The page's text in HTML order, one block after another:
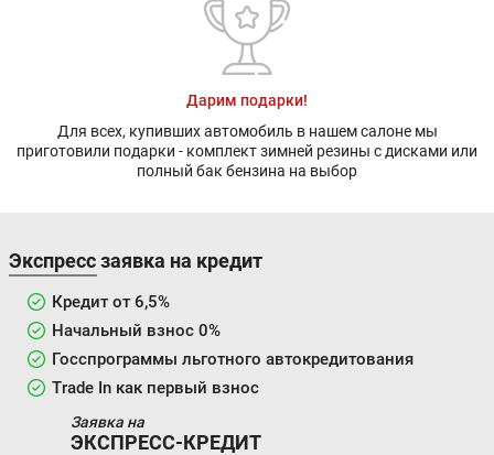
Дарим подарки!
Для всех, купивших автомобиль в нашем салоне мы
приготовили подарки - комплект зимней резины с дисками или
полный бак бензина на выбор
Экспресс заявка на кредит
Кредит от 6,5%
Начальный взнос 0%
Госспрограммы льготного автокредитования
Trade In как первый взнос
Заявка на
ЭКСПРЕСС-КРЕДИТ